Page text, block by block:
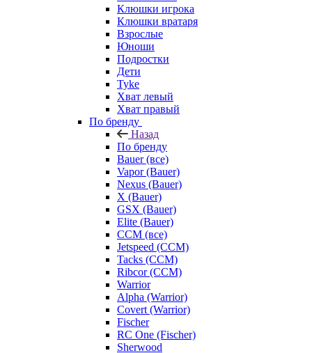
Клюшки игрока
Клюшки вратаря
Взрослые
Юноши
Подростки
Дети
Tyke
Хват левый
Хват правый
По бренду
Назад
По бренду
Bauer (все)
Vapor (Bauer)
Nexus (Bauer)
X (Bauer)
GSX (Bauer)
Elite (Bauer)
CCM (все)
Jetspeed (CCM)
Tacks (CCM)
Ribcor (CCM)
Warrior
Alpha (Warrior)
Covert (Warrior)
Fischer
RC One (Fischer)
Sherwood